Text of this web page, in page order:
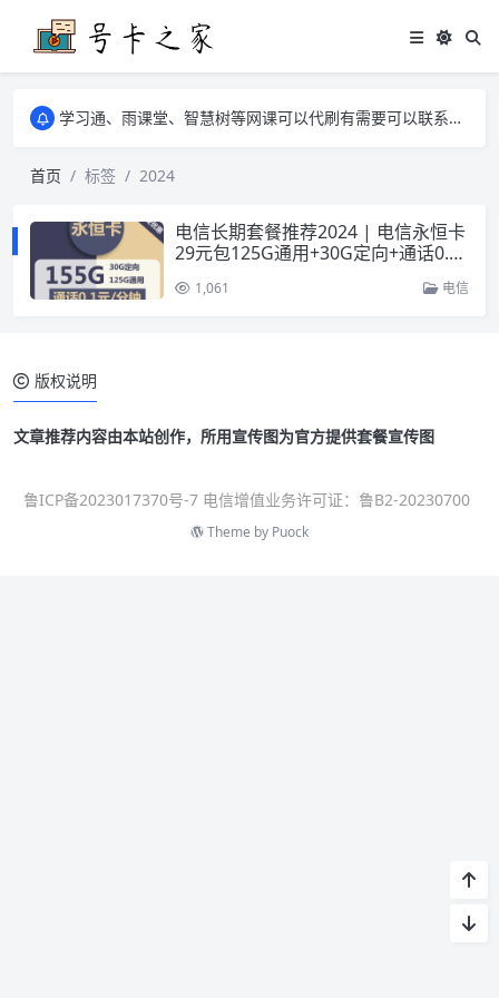
学习通、雨课堂、智慧树等网课可以代刷有需要可以联系邮箱i@tuzi.la
学习通、雨课堂、智慧树等网课可以代刷有需要可以联系邮箱i@tuzi.la
首页
标签 2024
电信长期套餐推荐2024 | 电信永恒卡
29元包125G通用+30G定向+通话0.1
1,061 电信
版权说明
文章推荐内容由本站创作，所用宣传图为官方提供套餐宣传图
鲁ICP备2023017370号-7 电信增值业务许可证：鲁B2-20230700
Theme by Puock